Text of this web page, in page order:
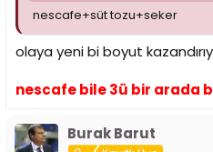
nescafe+süt tozu+seker
olaya yeni bi boyut
nescafe bile 3ü bir arada bi
Burak Barut